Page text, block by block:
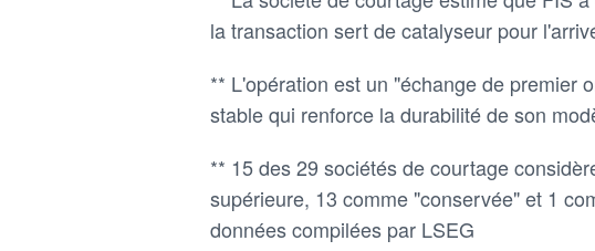
la transaction sert de catalyseur pour
** L'opération est un "échange de premier
stable qui renforce la durabilité de son
** 15 des 29 sociétés de courtage
supérieure, 13 comme "conservée" et 1
données compilées par LSEG